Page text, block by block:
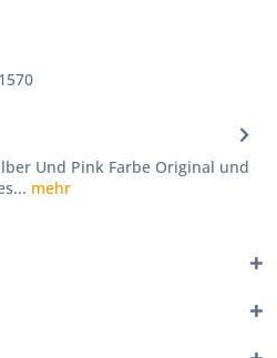
Und Pink Farbe Original und
mehr